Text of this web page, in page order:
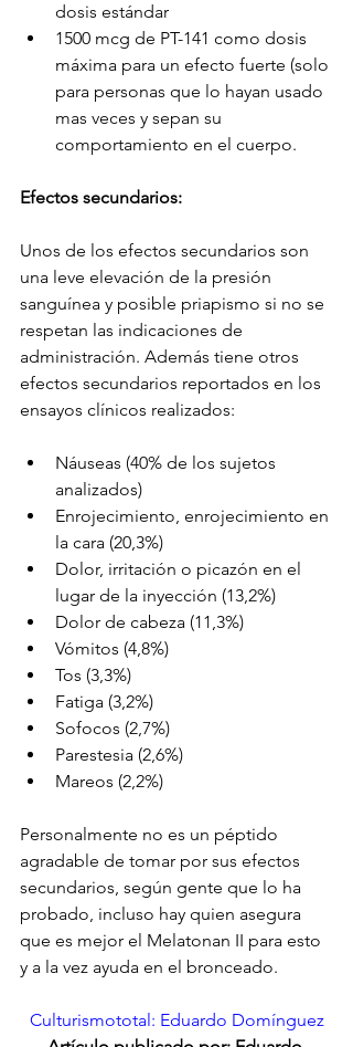
dosis estándar
1500 mcg de PT-141 como dosis
máxima para un efecto fuerte (solo
para personas que lo hayan usado
mas veces y sepan su
comportamiento en el cuerpo.
Efectos secundarios:
Unos de los efectos secundarios son
una leve elevación de la presión
sanguínea y posible priapismo si no se
respetan las indicaciones de
administración. Además tiene otros
efectos secundarios reportados en los
ensayos clínicos realizados:
Náuseas (40% de los sujetos
analizados)
Enrojecimiento, enrojecimiento en
la cara (20,3%)
Dolor, irritación o picazón en el
lugar de la inyección (13,2%)
Dolor de cabeza (11,3%)
Vómitos (4,8%)
Tos (3,3%)
Fatiga (3,2%)
Sofocos (2,7%)
Parestesia (2,6%)
Mareos (2,2%)
Personalmente no es un péptido
agradable de tomar por sus efectos
secundarios, según gente que lo ha
probado, incluso hay quien asegura
que es mejor el Melatonan II para esto
y a la vez ayuda en el bronceado.
Culturismototal: Eduardo Domínguez